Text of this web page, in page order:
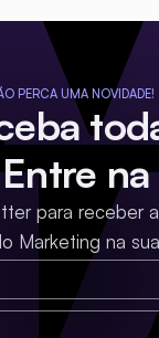
PERCA UMA NOVIDADE!
para receber
Marketing na